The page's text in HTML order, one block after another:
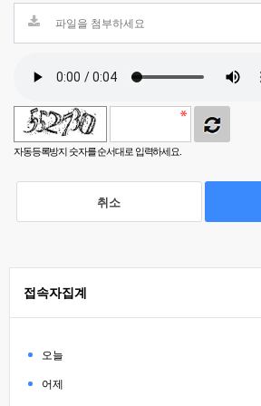
자동등록방지 숫자를 순서대로 입력하세요.
취소
접속자집계
오늘
어제